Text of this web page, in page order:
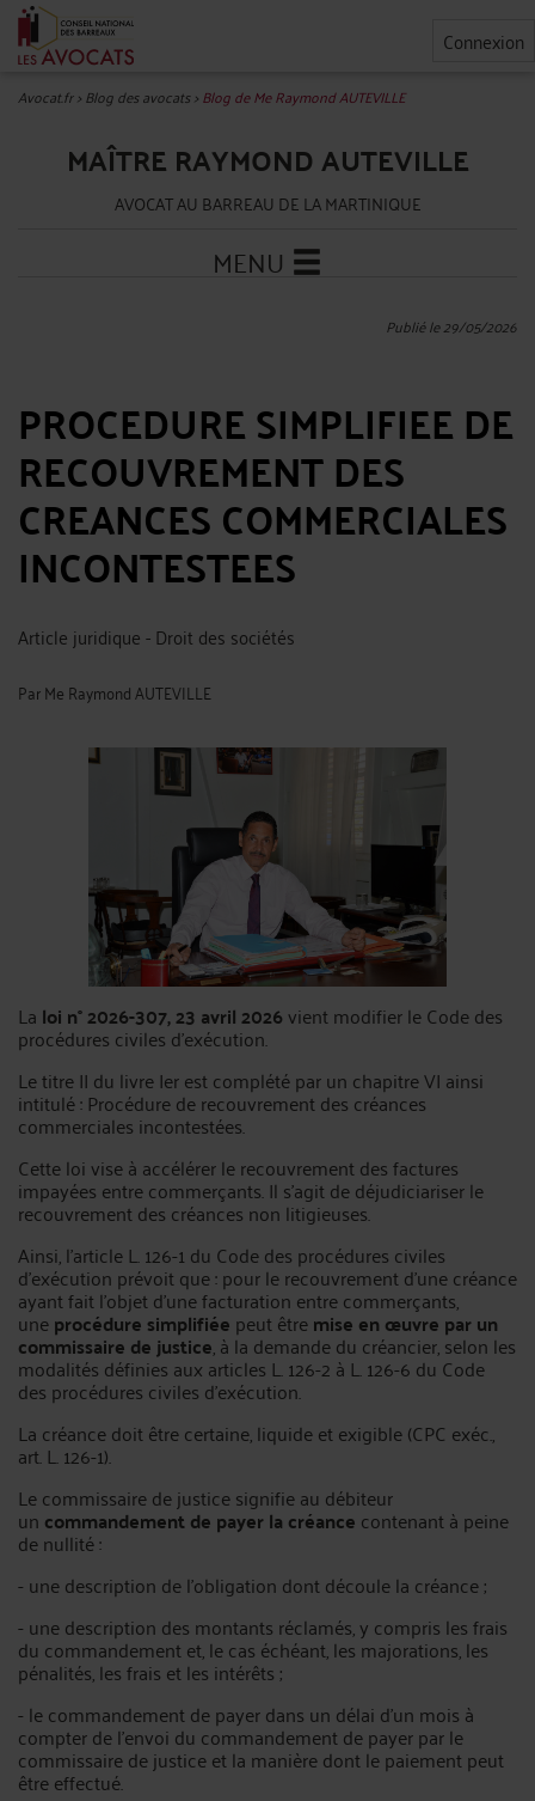
Connexion
Avocat.fr>Blog des avocats>Blog de Me Raymond AUTEVILLE
MAÎTRE RAYMOND AUTEVILLE
AVOCAT AU BARREAU DE LA MARTINIQUE
MENU
Publié le 29/05/2026
PROCEDURE SIMPLIFIEE DE
RECOUVREMENT DES
CREANCES COMMERCIALES
INCONTESTEES
Article juridique - Droit des sociétés
ParMe Raymond AUTEVILLE
La loi n° 2026-307, 23 avril 2026vient modifier le Code des
procédures civiles d'exécution.
Le titre II du livre Ier est complété par un chapitre VI ainsi
intitulé : Procédure de recouvrement des créances
commerciales incontestées.
Cette loi vise à accélérer le recouvrement des factures
impayées entre commerçants. Il s’agit de déjudiciariser le
recouvrement des créances non litigieuses.
Ainsi, l’article L. 126-1 du Code des procédures civiles
d’exécution prévoit que : pour le recouvrement d'une créance
ayant fait l'objet d'une facturation entre commerçants,
uneprocédure simplifiée peut êtremise en œuvre par un
commissaire de justice, à la demande du créancier, selon les
modalités définies aux articles L. 126-2 à L. 126-6 du Code
des procédures civiles d’exécution.
La créance doit être certaine, liquide et exigible (CPC exéc.,
art. L. 126-1).
Le commissaire de justice signifie au débiteur
un commandement de payer la créance contenant à peine
de nullité :
- une description de l'obligation dont découle la créance ;
- une description des montants réclamés, y compris les frais
du commandement et, le cas échéant, les majorations, les
pénalités, les frais et les intérêts ;
- le commandement de payer dans un délai d'un mois à
compter de l'envoi du commandement de payer par le
commissaire de justice et la manière dont le paiement peut
être effectué.